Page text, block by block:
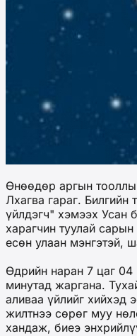
Өнөөдөр аргын
Лхагва гараг.
үйлдэгч" хэмээх Усан
харагчин туулай
есөн улаан мэнгэтэй,
Өдрийн наран 7 цаг
минутад жаргана.
аливаа үйлийг хийхэд
жилтнээ сөрөг муу
хандаж, биеэ